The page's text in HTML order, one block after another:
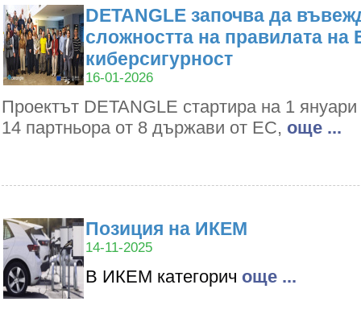
DETANGLE започва да
сложността на правилата на
киберсигурност
16-01-2026
Проектът DETANGLE стартира на 1
14 партньора от 8 държави от ЕС, oще ...
Позиция на ИКЕМ
14-11-2025
В ИКЕМ категорич oще ...